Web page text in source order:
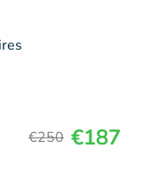
€250 €187